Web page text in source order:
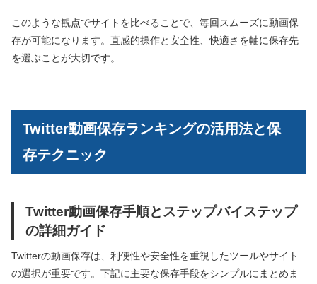
このような観点でサイトを比べることで、毎回スムーズに動画保
存が可能になります。直感的操作と安全性、快適さを軸に保存先
を選ぶことが大切です。
Twitter動画保存ランキングの活用法と保
存テクニック
Twitter動画保存手順とステップバイステップ
の詳細ガイド
Twitterの動画保存は、利便性や安全性を重視したツールやサイト
の選択が重要です。下記に主要な保存手段をシンプルにまとめま